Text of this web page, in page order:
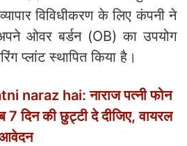
विविधीकरण के लिए कंपनी ने
ओवर बर्डन (OB) का उपयोग
प्लांट स्थापित किया है।
naraz hai: नाराज पत्नी फोन
7 दिन की छुट्टी दे दीजिए, वायरल